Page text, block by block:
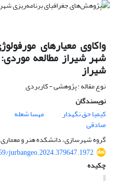
واکاوی معیارهای
شهر شیراز مطالعه
شیراز
نوع مقاله : پژوهشی - کاربردی
نویسندگان
کیمیا حق نگهدار
مهسا شعله
صادقی
گروه شهرسازی، دانشکده هنر و
jurbangeo.2024.379647.1972
چکیده